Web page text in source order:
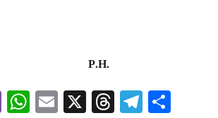
ViberWhatsApp
Email
X Threads